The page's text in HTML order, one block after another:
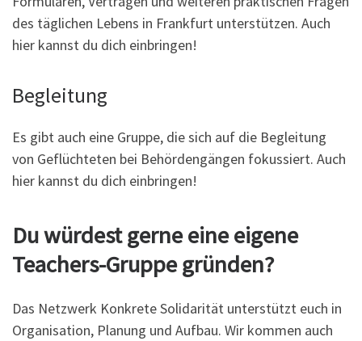
des täglichen Lebens in Frankfurt unterstützen. Auch
hier kannst du dich einbringen!
Begleitung
Es gibt auch eine Gruppe, die sich auf die Begleitung
von Geflüchteten bei Behördengängen fokussiert. Auch
hier kannst du dich einbringen!
Du würdest gerne eine eigene
Teachers-Gruppe gründen?
Das Netzwerk Konkrete Solidarität unterstützt euch in
Organisation, Planung und Aufbau. Wir kommen auch